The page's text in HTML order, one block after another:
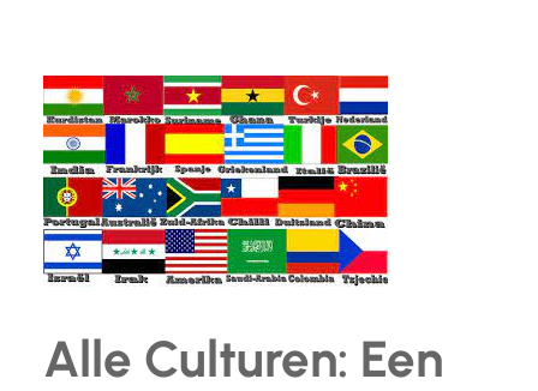
Alle Culturen: Een